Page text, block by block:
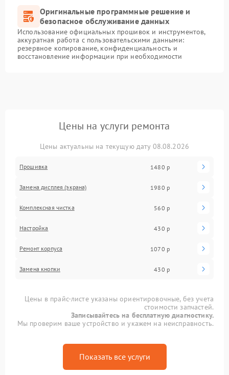
Оригинальные программные решение и
безопасное обслуживание данных
Использование официальных прошивок и инструментов,
аккуратная работа с пользовательскими данными:
резервное копирование, конфиденциальность и
восстановление информации при необходимости
Цены на услуги ремонта
Цены актуальны на текущую дату 08.08.2026
Прошивка 1480 р
Замена дисплея (экрана) 1980 р
Комплексная чистка 560 р
Настройка 430 р
Ремонт корпуса 1070 р
Замена кнопки 430 р
Цены в прайс-листе указаны ориентировочные, без учета
стоимости запчастей.
Записывайтесь на бесплатную диагностику.
Мы проверим ваше устройство и укажем на неисправность.
Показать все услуги